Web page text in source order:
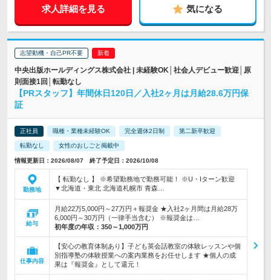
求人詳細を見る 気になる
志望動機・自己PR不要
中央出版ホールディングス株式会社 | 未経験OK│社会人デビュー歓迎│原
則面接1回│転勤なし
【PRスタッフ】年間休日120日／入社2ヶ月は月給28.6万円保
証
正社員 職種・業種未経験OK 完全週休2日制 第二新卒歓迎
転勤なし 女性のおしごと掲載中
情報更新日：2026/08/07 終了予定日：2026/10/08
勤務地
【 転勤なし 】 ※希望勤務地で勤務可能！ ※U・Iターン歓迎
▼北海道・東北 北海道札幌市 青森…
給与
月給22万5,000円～27万円＋報奨金 ★入社2ヶ月間は月給28万
6,000円～30万円（一律手当含む） ※報奨金は…
初年度の年収： 350～1,000万円
仕事内容
【安心の教育体制あり】子ども英会話教室の体験レッスンや個
別指導塾の体験授業への案内業務をお任せします ★個人の成
果は『報奨金』として還元！